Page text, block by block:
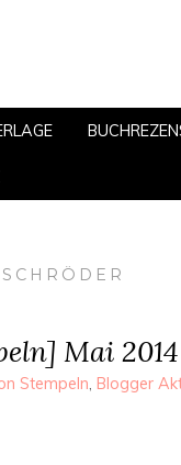
Mai 2014
Stempeln, Blogger